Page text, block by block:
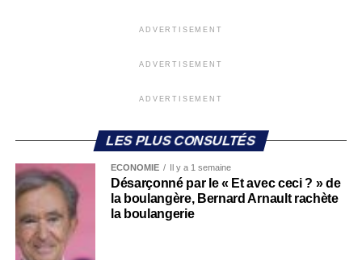
ADVERTISEMENT
ADVERTISEMENT
ADVERTISEMENT
LES PLUS CONSULTÉS
ECONOMIE Il y a 1 semaine
Désarçonné par le « Et avec ceci ? » de
la boulangère, Bernard Arnault rachète
la boulangerie